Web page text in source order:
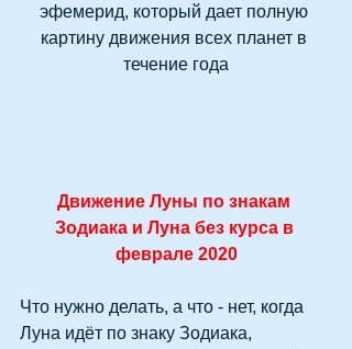
эфемерид, который дает полную
картину движения всех планет в
течение года
Движение Луны по знакам
Зодиака и Луна без курса в
феврале 2020
Что нужно делать, а что - нет, когда
Луна идёт по знаку Зодиака,